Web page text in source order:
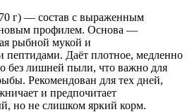
г) — состав с выраженным
профилем. Основа —
рыбной мукой и
пептидами. Даёт плотное, медленно
без лишней пыли, что важно для
Рекомендован для тех дней,
и предпочитает
но не слишком яркий корм.